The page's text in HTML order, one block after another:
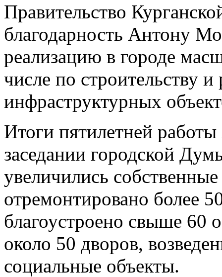
Правительство
благодарность Антону
реализацию в городе
числе по строительству
инфраструктурных
Итоги пятилетней
заседании городской
увеличились
отремонтировано более
благоустроено свыше 60
около 50 дворов,
социальные объекты.